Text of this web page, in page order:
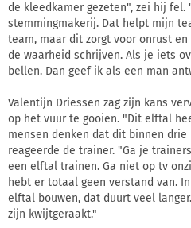
de kleedkamer gezeten", zei hij
stemmingmakerij. Dat helpt mijn
team, maar dit zorgt voor onrust
de waarheid schrijven. Als je iets
bellen. Dan geef ik als een man
Valentijn Driessen zag zijn kans
op het vuur te gooien. "Dit elftal
mensen denken dat dit binnen drie
reageerde de trainer. "Ga je
een elftal trainen. Ga niet op tv
hebt er totaal geen verstand van.
elftal bouwen, dat duurt veel
zijn kwijtgeraakt."